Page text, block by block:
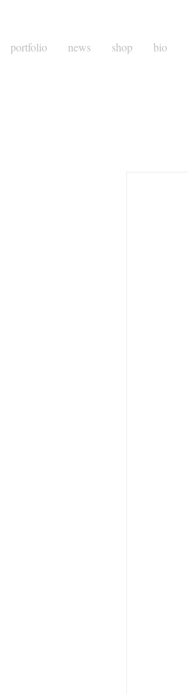
portfolio news shop bio